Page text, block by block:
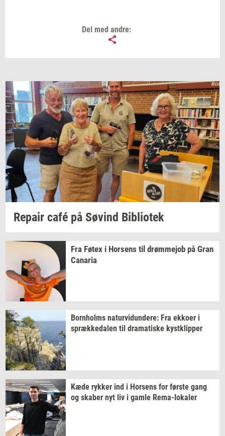
Del med andre:
Re­pair café på Søvind Bi­bli­o­tek
Fra Føtex i Hor­sens til drømm­ejob på Gran
Ca­na­ria
Born­holms na­tur­vi­dun­de­re: Fra ek­ko­er i
spræk­ke­da­len til dra­ma­ti­ske kyst­klip­per
Kæde ryk­ker ind i Hor­sens for før­ste gang
og ska­ber nyt liv i gamle Rema-​lokaler